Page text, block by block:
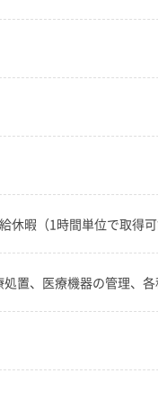
暇（1時間単位で取得
置、医療機器の管理、